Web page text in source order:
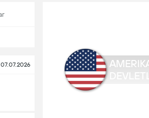
07.07.2026